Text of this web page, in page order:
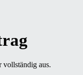
vollständig aus.